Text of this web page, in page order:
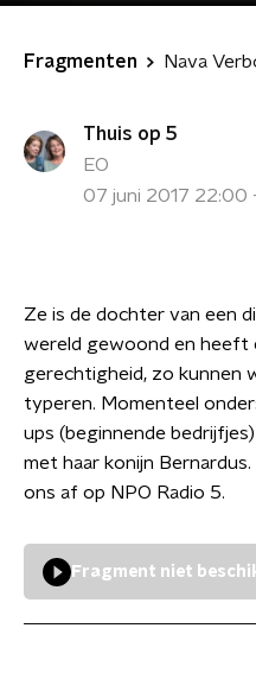
Fragmenten Nava
Thuis op 5
EO
07 juni 2017 22:00
Ze is de dochter van een
wereld gewoond en
gerechtigheid, zo kunnen
typeren. Momenteel
ups (beginnende
met haar konijn
ons af op NPO Radio 5.
Fragment niet